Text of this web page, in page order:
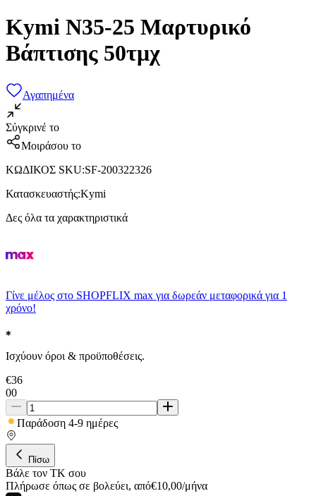
Kymi N35-25 Μαρτυρικό
Βάπτισης 50τμχ
Αγαπημένα
Σύγκρινέ το
Μοιράσου το
ΚΩΔΙΚΟΣ SKU:SF-200322326
Κατασκευαστής:Kymi
Δες όλα τα χαρακτηριστικά
Γίνε μέλος στο SHOPFLIX max για δωρεάν μεταφορικά για 1
χρόνο!
Ισχύουν όροι & προϋποθέσεις.
€36
00
Παράδοση 4-9 ημέρες
Πίσω
Βάλε τον ΤΚ σου
Πλήρωσε όπως σε βολεύει, από€10,00/μήνα